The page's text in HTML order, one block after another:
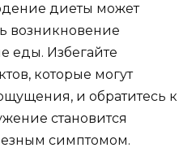
диеты может
возникновение
еды. Избегайте
которые могут
и обратитесь к
становится
симптомом.